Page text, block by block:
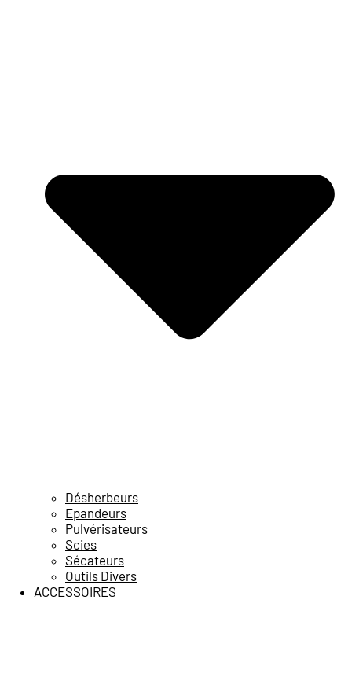
Désherbeurs
Epandeurs
Pulvérisateurs
Scies
Sécateurs
Outils Divers
ACCESSOIRES